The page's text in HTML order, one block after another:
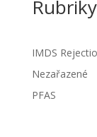
Rubriky
IMDS
Nezařazené
PFAS